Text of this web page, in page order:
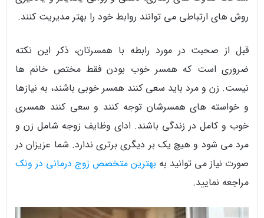
روش های ارتباطی می توانند روابط خود را بهتر مدیریت کنند.
قبل از صحبت در مورد رابطه با همسرتان، ذکر این نکته
ضروری است که همسر خوب بودن فقط مختص خانم ها
نیست. زن و مرد باید سعی کنند همسر خوبی باشند، به نیازها
و خواسته های همسرشان توجه کنند و سعی کنند همسری
خوب و کامل در زندگی باشند. ادای وظایف زوجه شامل زن و
مرد می شود و هیچ یک بر دیگری برتری ندارد. شما عزیزان در
صورت نیاز می توانید به بهترین متخصص زوج درمانی در ونک
مراجعه نمایید.